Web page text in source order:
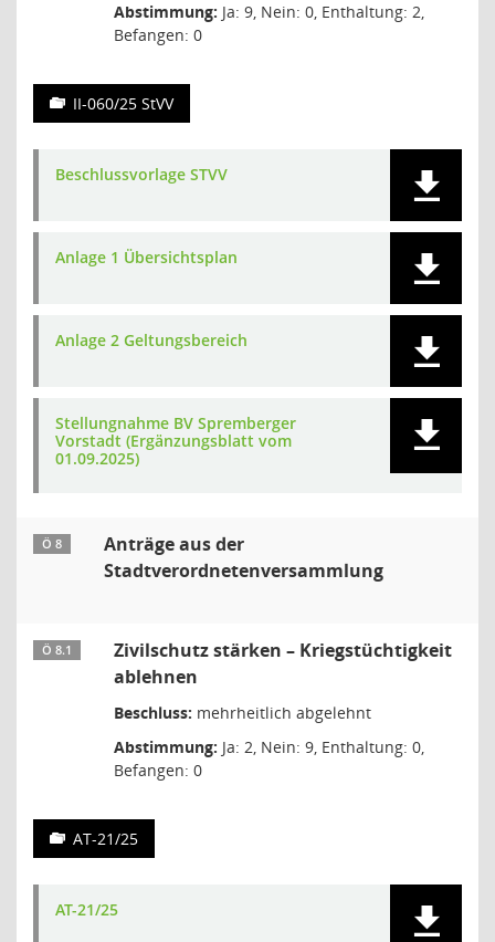
Abstimmung: Ja: 9, Nein: 0, Enthaltung: 2,
Befangen: 0
II-060/25 StVV
Beschlussvorlage STVV
Anlage 1 Übersichtsplan
Anlage 2 Geltungsbereich
Stellungnahme BV Spremberger
Vorstadt (Ergänzungsblatt vom
01.09.2025)
Ö 8
Anträge aus der
Stadtverordnetenversammlung
Ö 8.1
Zivilschutz stärken – Kriegstüchtigkeit
ablehnen
Beschluss: mehrheitlich abgelehnt
Abstimmung: Ja: 2, Nein: 9, Enthaltung: 0,
Befangen: 0
AT-21/25
AT-21/25